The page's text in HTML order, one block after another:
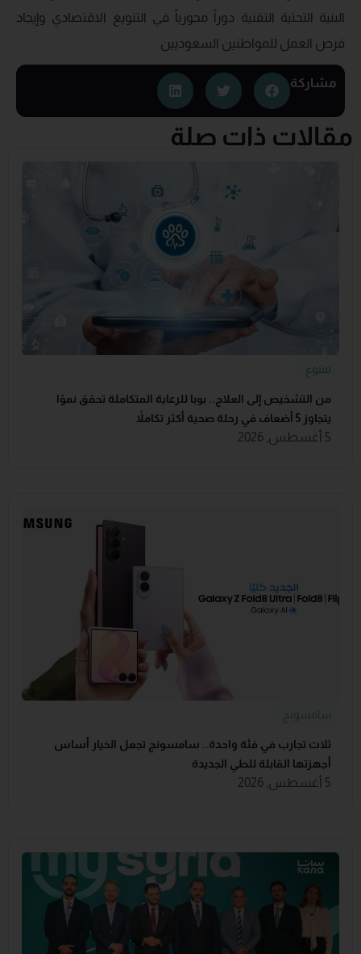
البنية التحتية التقنية دوراً محورياً في التنويع الاقتصادي وإيجاد
فرص العمل للمواطنين السعوديين
مشاركة
مقالات ذات صلة
متنوع
من التشخيص إلى العلاج.. بوبا للرعاية المتكاملة تحقق نموًا
يتجاوز 5 أضعاف في رحلة صحية أكثر تكاملاً
5 أغسطس, 2026
سامسونج
ثلاث تجارب في فئة واحدة.. سامسونج تجعل الخيار أساس
أجهزتها القابلة للطي الجديدة
5 أغسطس, 2026